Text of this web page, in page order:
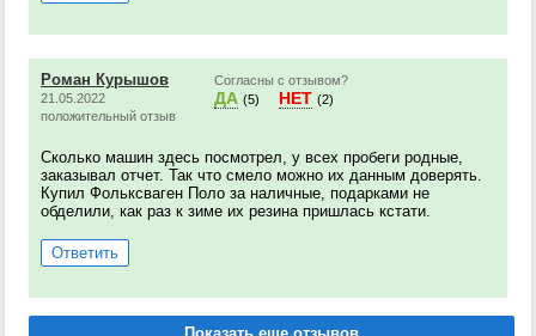
Роман Курышов
21.05.2022
положительный отзыв
Согласны с отзывом?
ДА (5) НЕТ (2)
Сколько машин здесь посмотрел, у всех пробеги родные,
заказывал отчет. Так что смело можно их данным доверять.
Купил Фольксваген Поло за наличные, подарками не
обделили, как раз к зиме их резина пришлась кстати.
Ответить